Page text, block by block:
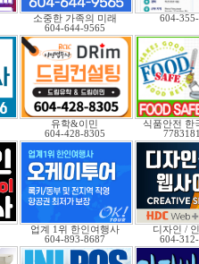
소중한 가족의 미래
604-644-9565
604-
유학&이민
604-428-8305
식품안전 한
업계 1위 한인여행사
604-893-8687
디자인 /
604-